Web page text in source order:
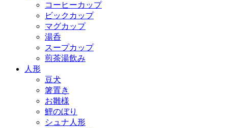
コーヒーカップ
ビックカップ
マグカップ
湯呑
スープカップ
煎茶湯飲み
人形
豆犬
箸置き
お雛様
鯉のぼり
シュナ人形